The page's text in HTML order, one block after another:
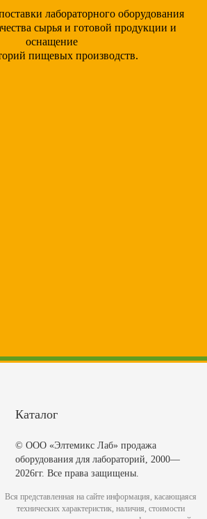
лабораторного оборудования
сырья и готовой продукции и
оснащение
пищевых производств.
Каталог
© ООО «Элтемикс Лаб» продажа
оборудования для лабораторий, 2000—
2026гг. Все права защищены.
Вся представленная на сайте информация, касающаяся
технических характеристик, наличия, стоимости